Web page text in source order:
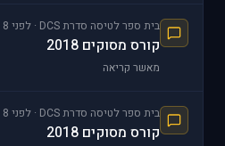
בית ספר לטיסה סדרת DCS · לפני 8 שנים
קורס מסוקים 2018
מאשר קריאה
בית ספר לטיסה סדרת DCS · לפני 8 שנים
קורס מסוקים 2018